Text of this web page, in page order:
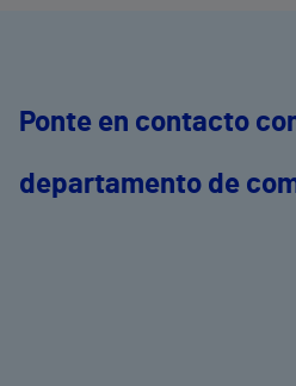
Ponte en contacto
departamento de